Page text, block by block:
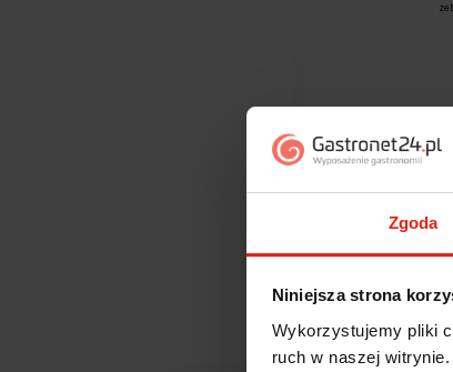
Zgoda
Niniejsza strona
Wykorzystujemy pliki
ruch w naszej
Jak